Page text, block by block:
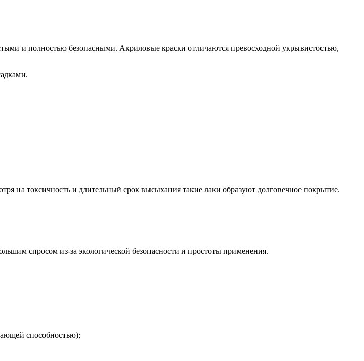
и полностью безопасными. Акриловые краски отличаются превосходной укрывистостью,
на токсичность и длительный срок высыхания такие лаки образуют долговечное покрытие.
спросом из-за экологической безопасности и простоты применения.
способностью);